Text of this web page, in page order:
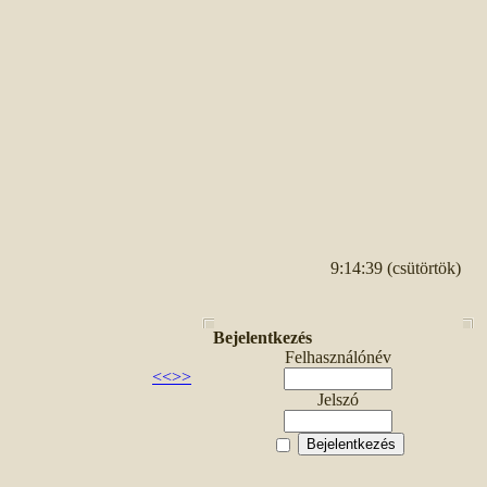
9:14:39 (csütörtök)
<<>>
Bejelentkezés
Felhasználónév
Jelszó